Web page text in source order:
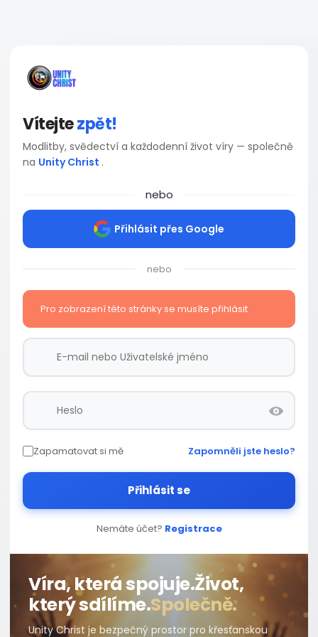
Vítejtezpět!
Modlitby, svědectví a každodenní život víry — společně
na Unity Christ .
nebo
Přihlásit přes Google
nebo
Pro zobrazení této stránky se musíte přihlásit
Zapamatovat si mě Zapomněli jste heslo?
Přihlásit se
Nemáte účet? Registrace
Víra, která spojuje.Život,
který sdílíme.Společně.
Unity Christ je bezpečný prostor pro křesťanskou